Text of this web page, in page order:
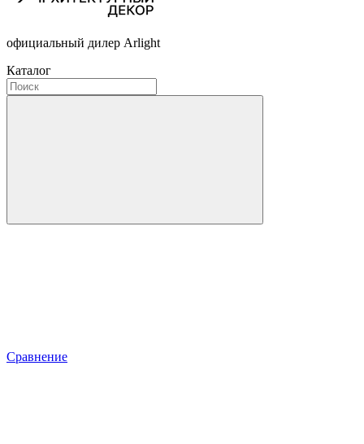
официальный дилер Arlight
Каталог
Сравнение